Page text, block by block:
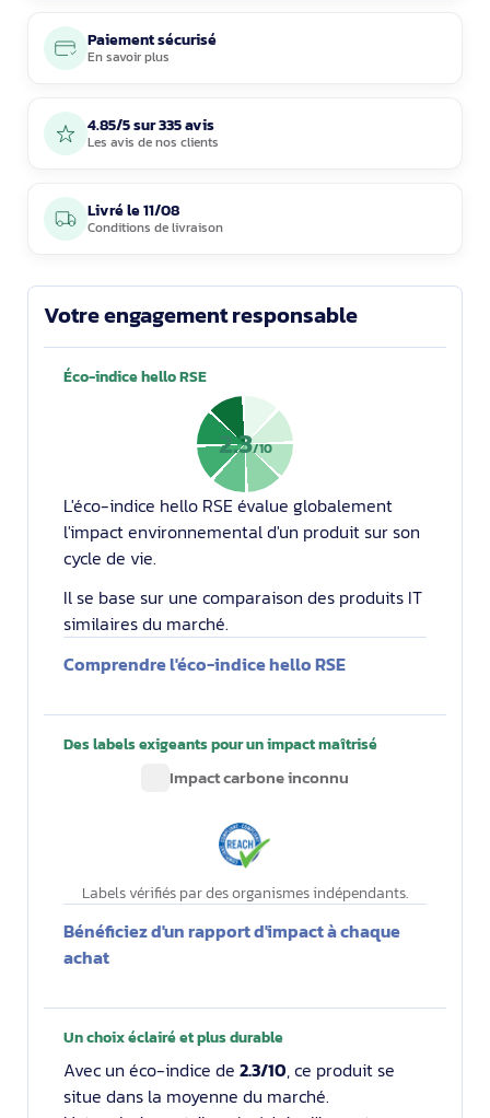
Paiement sécurisé
En savoir plus
4.85/5 sur 335 avis
Les avis de nos clients
Livré le11/08
Conditions de livraison
Votre engagement responsable
Éco-indice hello RSE
2.3/10
L'éco-indice hello RSE évalue globalement
l'impact environnemental d'un produit sur son
cycle de vie.
Il se base sur une comparaison des produits IT
similaires du marché.
Comprendre l'éco-indice hello RSE
Des labels exigeants pour un impact maîtrisé
Impact carbone inconnu
Labels vérifiés par des organismes indépendants.
Bénéficiez d'un rapport d'impact à chaque
achat
Un choix éclairé et plus durable
Avec un éco-indice de 2.3/10, ce produit se
situe dans la moyenne du marché.